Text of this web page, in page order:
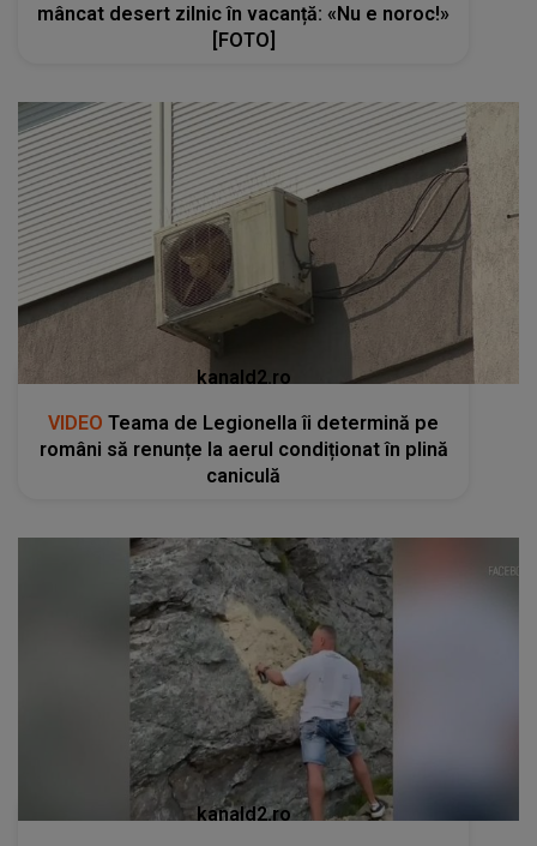
mâncat desert zilnic în vacanță: «Nu e noroc!»
[FOTO]
kanald2.ro
VIDEO Teama de Legionella îi determină pe
români să renunțe la aerul condiționat în plină
caniculă
kanald2.ro